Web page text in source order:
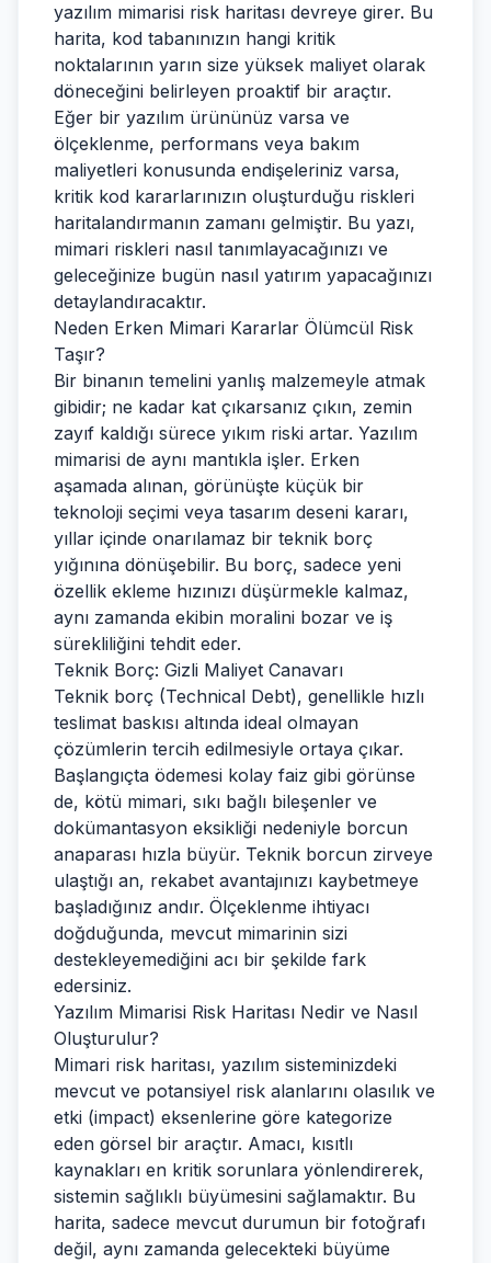
yazılım mimarisi risk haritası devreye girer. Bu
harita, kod tabanınızın hangi kritik
noktalarının yarın size yüksek maliyet olarak
döneceğini belirleyen proaktif bir araçtır.
Eğer bir yazılım ürününüz varsa ve
ölçeklenme, performans veya bakım
maliyetleri konusunda endişeleriniz varsa,
kritik kod kararlarınızın oluşturduğu riskleri
haritalandırmanın zamanı gelmiştir. Bu yazı,
mimari riskleri nasıl tanımlayacağınızı ve
geleceğinize bugün nasıl yatırım yapacağınızı
detaylandıracaktır.
Neden Erken Mimari Kararlar Ölümcül Risk
Taşır?
Bir binanın temelini yanlış malzemeyle atmak
gibidir; ne kadar kat çıkarsanız çıkın, zemin
zayıf kaldığı sürece yıkım riski artar. Yazılım
mimarisi de aynı mantıkla işler. Erken
aşamada alınan, görünüşte küçük bir
teknoloji seçimi veya tasarım deseni kararı,
yıllar içinde onarılamaz bir teknik borç
yığınına dönüşebilir. Bu borç, sadece yeni
özellik ekleme hızınızı düşürmekle kalmaz,
aynı zamanda ekibin moralini bozar ve iş
sürekliliğini tehdit eder.
Teknik Borç: Gizli Maliyet Canavarı
Teknik borç (Technical Debt), genellikle hızlı
teslimat baskısı altında ideal olmayan
çözümlerin tercih edilmesiyle ortaya çıkar.
Başlangıçta ödemesi kolay faiz gibi görünse
de, kötü mimari, sıkı bağlı bileşenler ve
dokümantasyon eksikliği nedeniyle borcun
anaparası hızla büyür. Teknik borcun zirveye
ulaştığı an, rekabet avantajınızı kaybetmeye
başladığınız andır. Ölçeklenme ihtiyacı
doğduğunda, mevcut mimarinin sizi
destekleyemediğini acı bir şekilde fark
edersiniz.
Yazılım Mimarisi Risk Haritası Nedir ve Nasıl
Oluşturulur?
Mimari risk haritası, yazılım sisteminizdeki
mevcut ve potansiyel risk alanlarını olasılık ve
etki (impact) eksenlerine göre kategorize
eden görsel bir araçtır. Amacı, kısıtlı
kaynakları en kritik sorunlara yönlendirerek,
sistemin sağlıklı büyümesini sağlamaktır. Bu
harita, sadece mevcut durumun bir fotoğrafı
değil, aynı zamanda gelecekteki büyüme